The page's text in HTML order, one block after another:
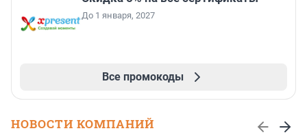
До 1 января, 2027
Все промокоды
НОВОСТИ КОМПАНИЙ